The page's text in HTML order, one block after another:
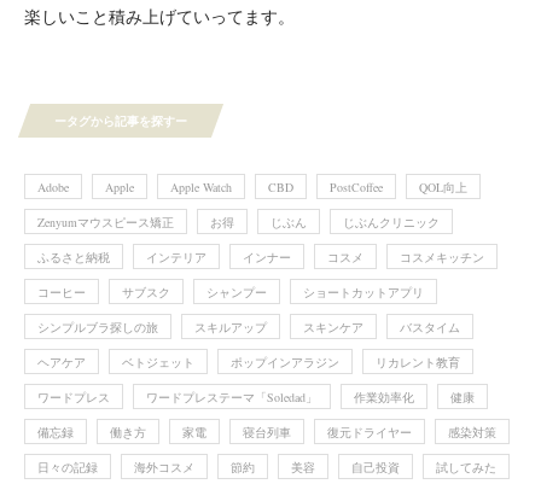
楽しいこと積み上げていってます。
ータグから記事を探すー
Adobe Apple Apple Watch CBD PostCoffee QOL向上
Zenyumマウスピース矯正 お得 じぶん じぶんクリニック
ふるさと納税 インテリア インナー コスメ コスメキッチン
コーヒー サブスク シャンプー ショートカットアプリ
シンプルブラ探しの旅 スキルアップ スキンケア バスタイム
ヘアケア ベトジェット ポップインアラジン リカレント教育
ワードプレス ワードプレステーマ「Soledad」 作業効率化 健康
備忘録 働き方 家電 寝台列車 復元ドライヤー 感染対策
日々の記録 海外コスメ 節約 美容 自己投資 試してみた